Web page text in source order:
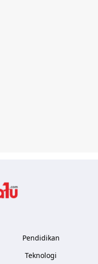
Pendidikan
Teknologi